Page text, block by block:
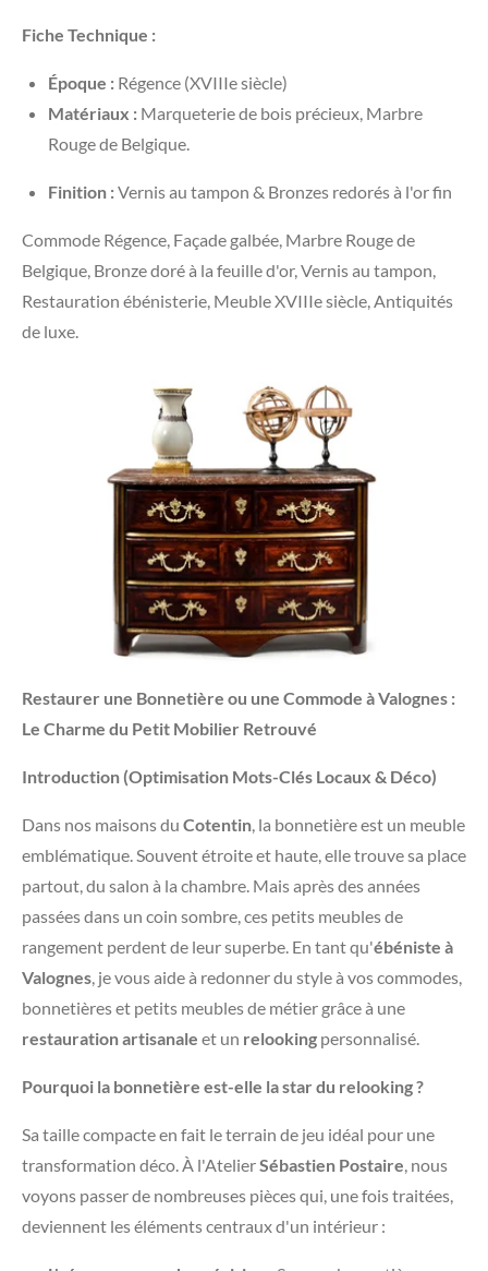
Fiche Technique :
Époque : Régence (XVIIIe siècle)
Matériaux : Marqueterie de bois précieux, Marbre
Rouge de Belgique.
Finition :Vernis au tampon & Bronzes redorés à l'or fin
Commode Régence, Façade galbée, Marbre Rouge de
Belgique, Bronze doré à la feuille d'or, Vernis au tampon,
Restauration ébénisterie, Meuble XVIIIe siècle, Antiquités
de luxe.
Restaurer une Bonnetière ou une Commode à Valognes :
Le Charme du Petit Mobilier Retrouvé
Introduction (Optimisation Mots-Clés Locaux & Déco)
​Dans nos maisons du Cotentin , la bonnetière est un meuble
emblématique. Souvent étroite et haute, elle trouve sa place
partout, du salon à la chambre. Mais après des années
passées dans un coin sombre, ces petits meubles de
rangement perdent de leur superbe. En tant qu'ébéniste à
Valognes , je vous aide à redonner du style à vos commodes,
bonnetières et petits meubles de métier grâce à une
restauration artisanale et un relooking personnalisé.
Pourquoi la bonnetière est-elle la star du relooking ?
​Sa taille compacte en fait le terrain de jeu idéal pour une
transformation déco. À l'AtelierSébastien Postaire , nous
voyons passer de nombreuses pièces qui, une fois traitées,
deviennent les éléments centraux d'un intérieur :